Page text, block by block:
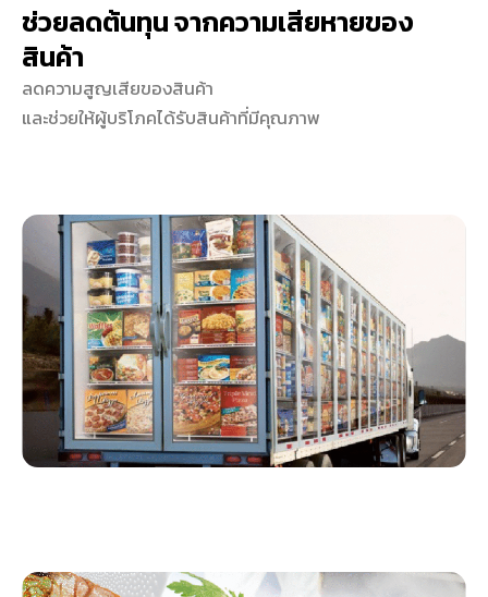
ช่วยลดต้นทุน จากความเสียหายของ
สินค้า
ลดความสูญเสียของสินค้า
และช่วยให้ผู้บริโภคได้รับสินค้าที่มีคุณภาพ